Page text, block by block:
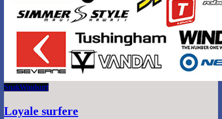
SnakWindsurf
Loyale surfere